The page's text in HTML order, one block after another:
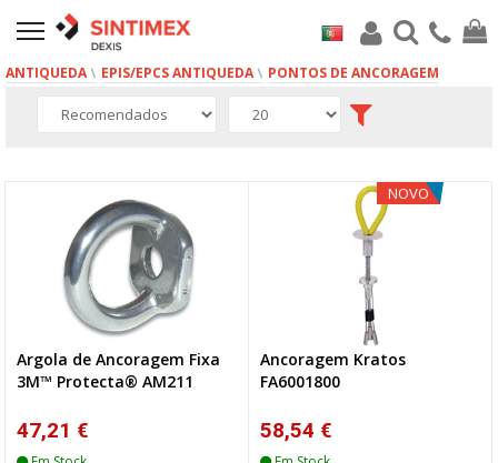
ANTIQUEDA EPIS/EPCS ANTIQUEDA PONTOS DE ANCORAGEM
11 produto(s)
Argola de Ancoragem Fixa
3M™ Protecta® AM211
47,21 €
NOVO
Ancoragem Kratos
FA6001800
58,54 €